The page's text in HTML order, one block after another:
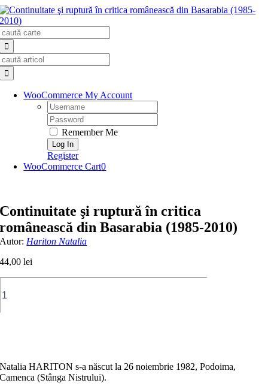
Skip
to
content
WooCommerce My Account
Username:
Password:
Remember Me
Register
WooCommerce Cart0
Continuitate şi ruptură în critica
românească din Basarabia (1985-2010)
Autor: Hariton Natalia
44,00lei
Natalia HARITON s-a născut la 26 noiembrie 1982, Podoima,
Camenca (Stânga Nistrului).